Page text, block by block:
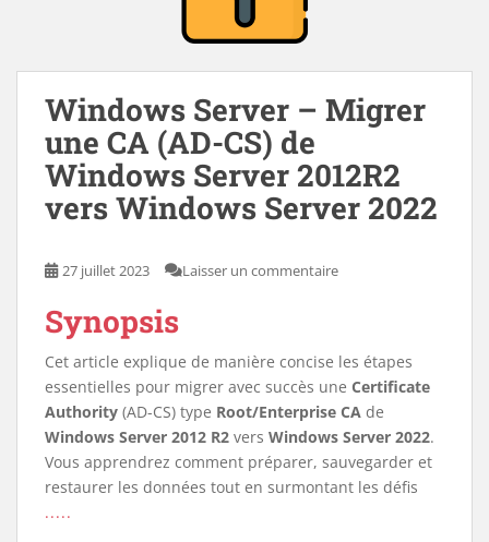
Windows Server – Migrer
une CA (AD-CS) de
Windows Server 2012R2
vers Windows Server 2022
27 juillet 2023 Laisser un commentaire
Synopsis
Cet article explique de manière concise les étapes
essentielles pour migrer avec succès une Certificate
Authority (AD-CS) type Root/Enterprise CA de
Windows Server 2012 R2 vers Windows Server 2022.
Vous apprendrez comment préparer, sauvegarder et
restaurer les données tout en surmontant les défis
.....